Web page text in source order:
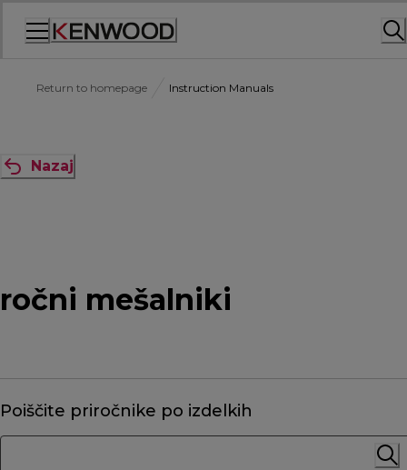
Return to homepage Instruction Manuals
Nazaj
ročni mešalniki
Poiščite priročnike po izdelkih